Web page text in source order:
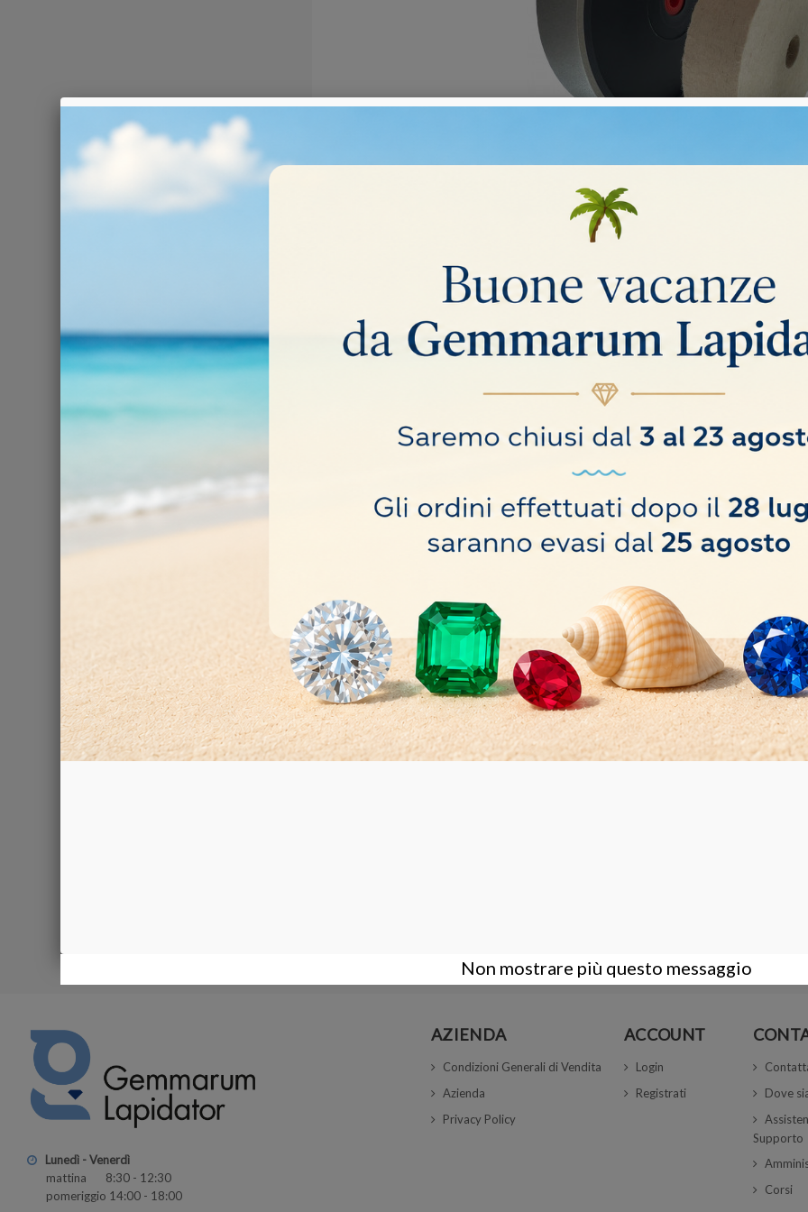
MOLE ABRASIVE E DI LUCIDATURA
Mole diamantate elettrodeposte Mole diamantate a profilo elastico
Lunedì - Venerdì
mattina 8:30 - 12:30
pomeriggio 14:00 - 18:00
AZIENDA
Condizioni Generali di Vendita
Azienda
Privacy Policy
ACCOUNT
Login
Registrati
Dove
Supporto
Corsi
Non mostrare più questo messaggio